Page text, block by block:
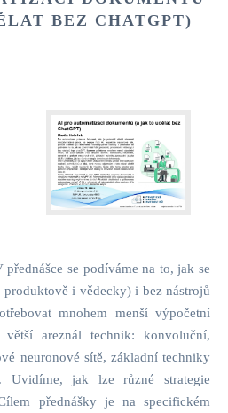
BEZ CHATGPT)
se podíváme na to, jak se
produktově i vědecky) i bez nástrojů
mnohem menší výpočetní
areznál technik: konvoluční,
neuronové sítě, základní techniky
Uvidíme, jak lze různé strategie
přednášky je na specifickém